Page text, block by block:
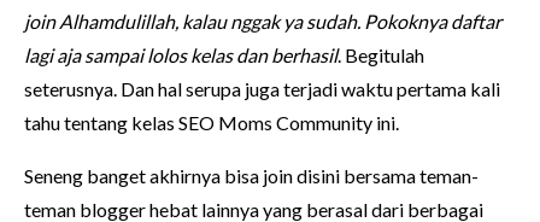
join Alhamdulillah, kalau nggak ya sudah. Pokoknya daftar
lagi aja sampai lolos kelas dan berhasil. Begitulah
seterusnya. Dan hal serupa juga terjadi waktu pertama kali
tahu tentang kelas SEO Moms Community ini.
Seneng banget akhirnya bisa join disini bersama teman-
teman blogger hebat lainnya yang berasal dari berbagai